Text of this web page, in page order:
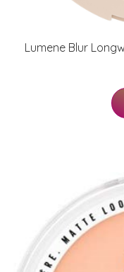
Lumene Blur